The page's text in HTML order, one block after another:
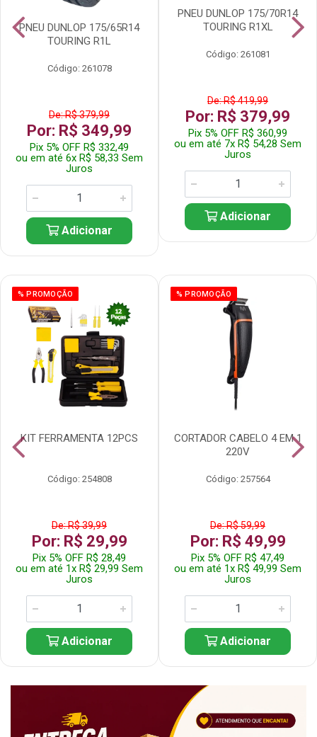
PNEU DUNLOP 175/65R14
TOURING R1L
Código: 261078
De: R$ 379,99
Por: R$ 349,99
Pix 5% OFF R$ 332,49
ou em até 6x R$ 58,33 Sem
Juros
Adicionar
PNEU DUNLOP 175/70R14
TOURING R1XL
Código: 261081
De: R$ 419,99
Por: R$ 379,99
Pix 5% OFF R$ 360,99
ou em até 7x R$ 54,28 Sem
Juros
Adicionar
% PROMOÇÃO
KIT FERRAMENTA 12PCS
Código: 254808
De: R$ 39,99
Por: R$ 29,99
Pix 5% OFF R$ 28,49
ou em até 1x R$ 29,99 Sem
Juros
Adicionar
% PROMOÇÃO
CORTADOR CABELO 4 EM 1
220V
Código: 257564
De: R$ 59,99
Por: R$ 49,99
Pix 5% OFF R$ 47,49
ou em até 1x R$ 49,99 Sem
Juros
Adicionar